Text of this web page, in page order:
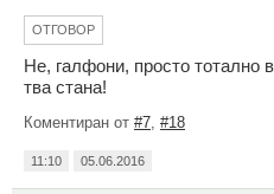
ОТГОВОР
Не, галфони, просто тотално
тва стана!
Коментиран от #7 #18
11:10 05.06.2016